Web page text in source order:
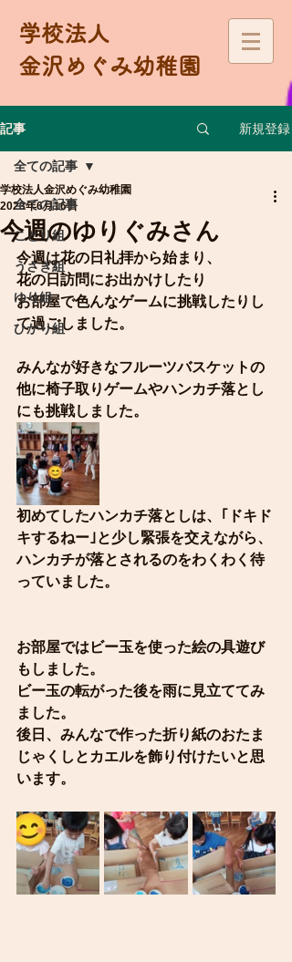
学校法人
金沢めぐみ幼稚園
記事 新規登録
全ての記事
ことり組
うさぎ組
ゆり組
ひかり組
全ての記事
今週のゆりぐみさん
学校法人金沢めぐみ幼稚園
2023年6月16日
今週は花の日礼拝から始まり、
花の日訪問にお出かけしたり
お部屋で色んなゲームに挑戦したりし
て過ごしました。
みんなが好きなフルーツバスケットの
他に椅子取りゲームやハンカチ落とし
にも挑戦しました。
初めてしたハンカチ落としは、｢ドキド
キするねー｣と少し緊張を交えながら、
ハンカチが落とされるのをわくわく待
っていました。
お部屋ではビー玉を使った絵の具遊び
もしました。
ビー玉の転がった後を雨に見立ててみ
ました。
後日、みんなで作った折り紙のおたま
じゃくしとカエルを飾り付けたいと思
います。